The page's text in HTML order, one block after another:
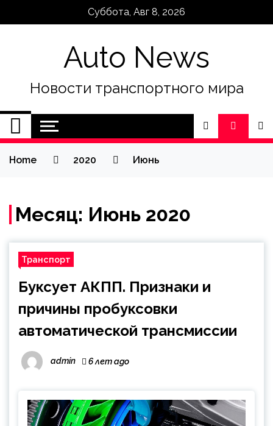
Суббота, Авг 8, 2026
Auto News
Новости транспортного мира
Home 2020 Июнь
Месяц: Июнь 2020
Транспорт
Буксует АКПП. Признаки и
причины пробуксовки
автоматической трансмиссии
admin 6 лет ago